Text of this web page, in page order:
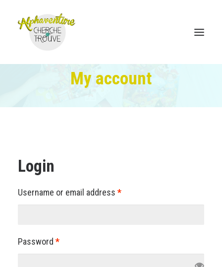
Discover Alphaventure
My account
Login
Username or email address *Required
Password *Required